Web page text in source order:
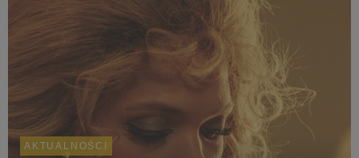
AKTUALNOŚCI